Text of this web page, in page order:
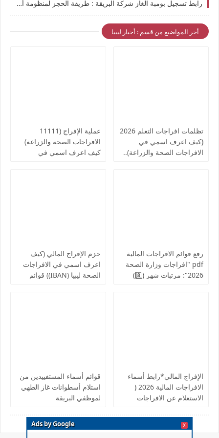
Ads by Google X
رابط تسجيل بومبة الغاز شركة البريقة : طريقة الحجز لمنظومة أسطوانات الغاز 490 أسطوانة لكل نقطة توزيع
أخر المواضيع من قسم : أخبار ليبيا
تظلمات افراجات التعلم 2026
(كيف اعرف اسمي في
الافراجات الصحة والزراعة)..
عملية الإفراج (11111
الافراجات الصحة والزراعة)
كيف اعرف اسمي في
رفع قوائم الافراجات المالية
pdf "افراجات وزارة الصحة
2026": مرتبات شهر (8️⃣)
حزم الإفراج المالي (كيف
اعرف اسمي في الافراجات
الصحة ليبيا (IBAN)) قوائم
الإفراج المالي*رابط أسماء
الافراجات المالية 2026 (
الاستعلام عن الافراجات
تبدأ بصرف دفعات شهرية
لمرتبات من استوفى الشروط
قوائم أسماء المستفييدين من
استلام أسطوانات غاز الطهي
لموظفي البريقة